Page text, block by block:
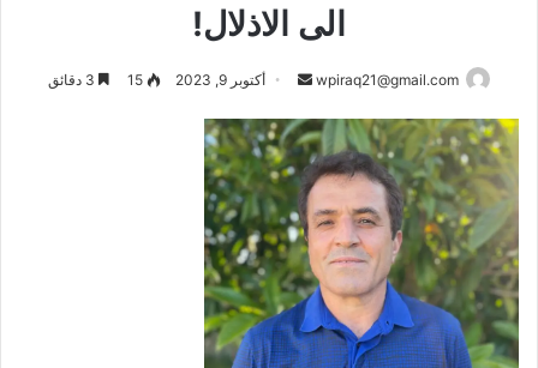
الى الاذلال!
wpiraq21@gmail.com
أرسل
إلكترونيا
أكتوبر 9, 2023 15